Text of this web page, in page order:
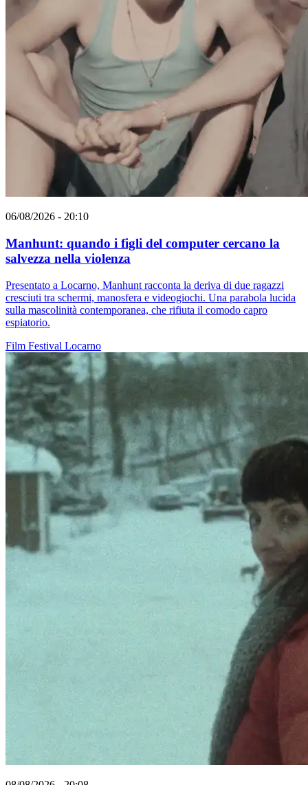
06/08/2026 - 20:10
Manhunt: quando i figli del computer cercano la
salvezza nella violenza
Presentato a Locarno, Manhunt racconta la deriva di due ragazzi
cresciuti tra schermi, manosfera e videogiochi. Una parabola lucida
sulla mascolinità contemporanea, che rifiuta il comodo capro
espiatorio.
Film Festival Locarno